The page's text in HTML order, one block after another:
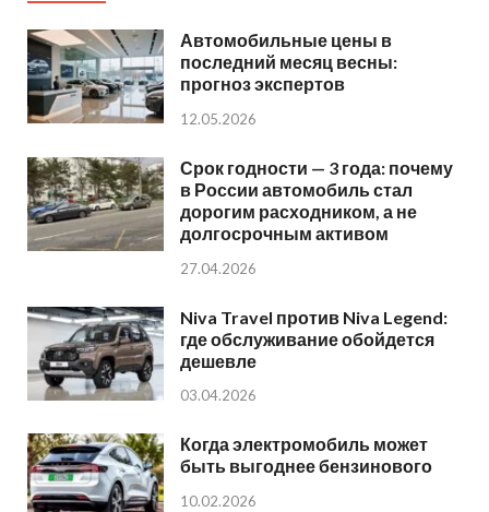
Автомобильные цены в
последний месяц весны:
прогноз экспертов
12.05.2026
Срок годности — 3 года: почему
в России автомобиль стал
дорогим расходником, а не
долгосрочным активом
27.04.2026
Niva Travel против Niva Legend:
где обслуживание обойдется
дешевле
03.04.2026
Когда электромобиль может
быть выгоднее бензинового
10.02.2026